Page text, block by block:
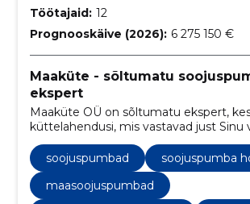
Töötajaid: 12
Prognooskäive (2026): 6 275 150 €
Maaküte - sõltumatu
ekspert
Maaküte OÜ on sõltumatu ekspert,
küttelahendusi, mis vastavad just Sinu
ning aitavad säästa. Võrdle
sobivaim.
soojuspumbad
soojuspumba
maasoojuspumbad